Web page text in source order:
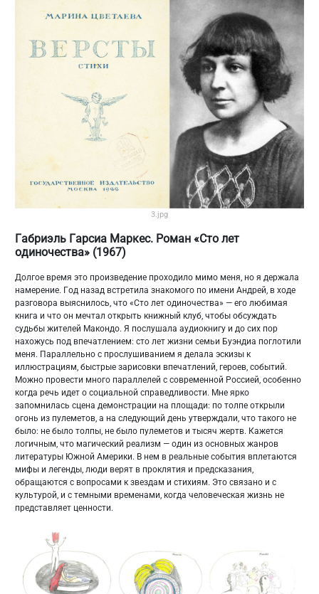
3.jpg
Габриэль Гарсиа Маркес. Роман «Сто лет
одиночества» (1967)
Долгое время это произведение проходило мимо меня, но я держала
намерение. Год назад встретила знакомого по имени Андрей, в ходе
разговора выяснилось, что «Сто лет одиночества» — его любимая
книга и что он мечтал открыть книжный клуб, чтобы обсуждать
судьбы жителей Макондо. Я послушала аудиокнигу и до сих пор
нахожусь под впечатлением: сто лет жизни семьи Буэндиа поглотили
меня. Параллельно с прослушиванием я делала эскизы к
иллюстрациям, быстрые зарисовки впечатлений, героев, событий.
Можно провести много параллелей с современной Россией, особенно
когда речь идет о социальной справедливости. Мне ярко
запомнилась сцена демонстрации на площади: по толпе открыли
огонь из пулеметов, а на следующий день утверждали, что такого не
было: не было толпы, не было пулеметов и тысяч жертв. Кажется
логичным, что магический реализм — один из основных жанров
литературы Южной Америки. В нем в реальные события вплетаются
мифы и легенды, люди верят в проклятия и предсказания,
обращаются с вопросами к звездам и стихиям. Это связано и с
культурой, и с темными временами, когда человеческая жизнь не
представляет ценности.